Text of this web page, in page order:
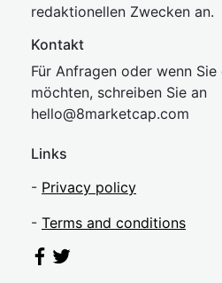
redaktionellen Zwecken an.
Kontakt
Für Anfragen oder wenn
möchten, schreiben Sie an
hello@8marketcap.com
Links
- Privacy policy
- Terms and conditions